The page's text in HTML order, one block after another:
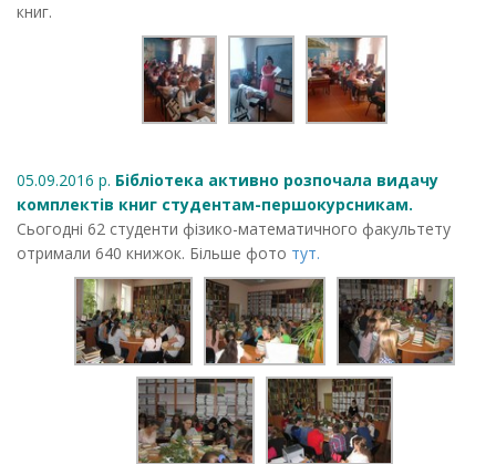
книг.
05.09.2016 р. Бібліотека активно розпочала видачу
комплектів книг студентам-першокурсникам.
Сьогодні 62 студенти фізико-математичного факультету
отримали 640 книжок. Більше фото тут.